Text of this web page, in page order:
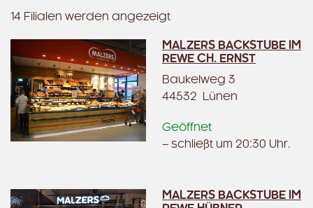
14 Filialen werden angezeigt
MALZERS BACKSTUBE IM
REWE CH. ERNST
Baukelweg 3
44532 Lünen
Geöffnet
– schließt um 20:30 Uhr.
MALZERS BACKSTUBE IM